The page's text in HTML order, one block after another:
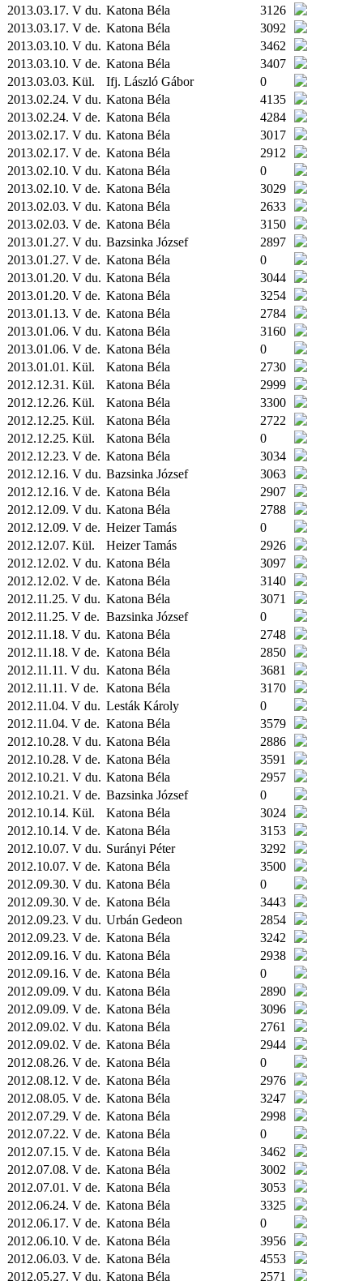
2013.03.17. V du. Katona Béla
3126
2013.03.17. V de. Katona Béla
3092
2013.03.10. V du. Katona Béla
3462
2013.03.10. V de. Katona Béla
3407
2013.03.03. Kül. Ifj. László Gábor
0
2013.02.24. V du. Katona Béla
4135
2013.02.24. V de. Katona Béla
4284
2013.02.17. V du. Katona Béla
3017
2013.02.17. V de. Katona Béla
2912
2013.02.10. V du. Katona Béla
0
2013.02.10. V de. Katona Béla
3029
2013.02.03. V du. Katona Béla
2633
2013.02.03. V de. Katona Béla
3150
2013.01.27. V du. Bazsinka József
2897
2013.01.27. V de. Katona Béla
0
2013.01.20. V du. Katona Béla
3044
2013.01.20. V de. Katona Béla
3254
2013.01.13. V de. Katona Béla
2784
2013.01.06. V du. Katona Béla
3160
2013.01.06. V de. Katona Béla
0
2013.01.01. Kül. Katona Béla
2730
2012.12.31. Kül. Katona Béla
2999
2012.12.26. Kül. Katona Béla
3300
2012.12.25. Kül. Katona Béla
2722
2012.12.25. Kül. Katona Béla
0
2012.12.23. V de. Katona Béla
3034
2012.12.16. V du. Bazsinka József
3063
2012.12.16. V de. Katona Béla
2907
2012.12.09. V du. Katona Béla
2788
2012.12.09. V de. Heizer Tamás
0
2012.12.07. Kül. Heizer Tamás
2926
2012.12.02. V du. Katona Béla
3097
2012.12.02. V de. Katona Béla
3140
2012.11.25. V du. Katona Béla
3071
2012.11.25. V de. Bazsinka József
0
2012.11.18. V du. Katona Béla
2748
2012.11.18. V de. Katona Béla
2850
2012.11.11. V du. Katona Béla
3681
2012.11.11. V de. Katona Béla
3170
2012.11.04. V du. Lesták Károly
0
2012.11.04. V de. Katona Béla
3579
2012.10.28. V du. Katona Béla
2886
2012.10.28. V de. Katona Béla
3591
2012.10.21. V du. Katona Béla
2957
2012.10.21. V de. Bazsinka József
0
2012.10.14. Kül. Katona Béla
3024
2012.10.14. V de. Katona Béla
3153
2012.10.07. V du. Surányi Péter
3292
2012.10.07. V de. Katona Béla
3500
2012.09.30. V du. Katona Béla
0
2012.09.30. V de. Katona Béla
3443
2012.09.23. V du. Urbán Gedeon
2854
2012.09.23. V de. Katona Béla
3242
2012.09.16. V du. Katona Béla
2938
2012.09.16. V de. Katona Béla
0
2012.09.09. V du. Katona Béla
2890
2012.09.09. V de. Katona Béla
3096
2012.09.02. V du. Katona Béla
2761
2012.09.02. V de. Katona Béla
2944
2012.08.26. V de. Katona Béla
0
2012.08.12. V de. Katona Béla
2976
2012.08.05. V de. Katona Béla
3247
2012.07.29. V de. Katona Béla
2998
2012.07.22. V de. Katona Béla
0
2012.07.15. V de. Katona Béla
3462
2012.07.08. V de. Katona Béla
3002
2012.07.01. V de. Katona Béla
3053
2012.06.24. V de. Katona Béla
3325
2012.06.17. V de. Katona Béla
0
2012.06.10. V de. Katona Béla
3956
2012.06.03. V de. Katona Béla
4553
2012.05.27. V du. Katona Béla
2571